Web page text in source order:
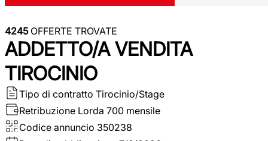
4245OFFERTE TROVATE
ADDETTO/A VENDITA
TIROCINIO
Tipo di contratto Tirocinio/Stage
Retribuzione Lorda 700 mensile
Codice annuncio 350238